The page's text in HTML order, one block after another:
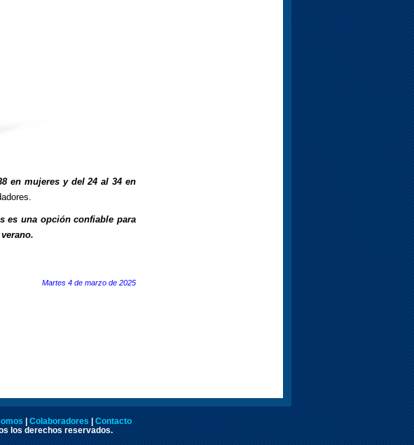
en mujeres y del 24 al 34 en
es una opción confiable para
Martes 4 de marzo de 2025
| Colaboradores | Contacto
los derechos reservados.